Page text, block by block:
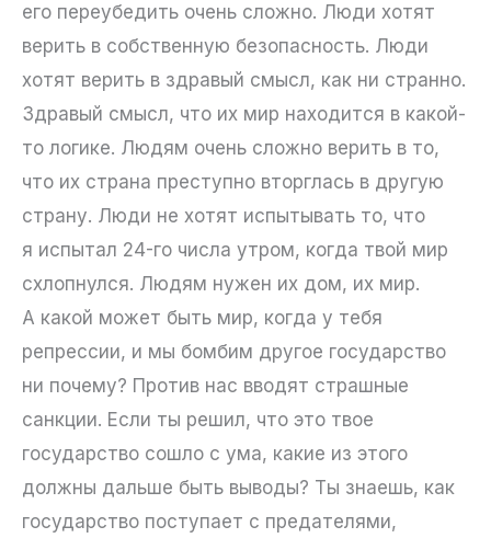
его переубедить очень сложно. Люди хотят
верить в собственную безопасность. Люди
хотят верить в здравый смысл, как ни странно.
Здравый смысл, что их мир находится в какой-
то логике. Людям очень сложно верить в то,
что их страна преступно вторглась в другую
страну. Люди не хотят испытывать то, что
я испытал 24-го числа утром, когда твой мир
схлопнулся. Людям нужен их дом, их мир.
А какой может быть мир, когда у тебя
репрессии, и мы бомбим другое государство
ни почему? Против нас вводят страшные
санкции. Если ты решил, что это твое
государство сошло с ума, какие из этого
должны дальше быть выводы? Ты знаешь, как
государство поступает с предателями,